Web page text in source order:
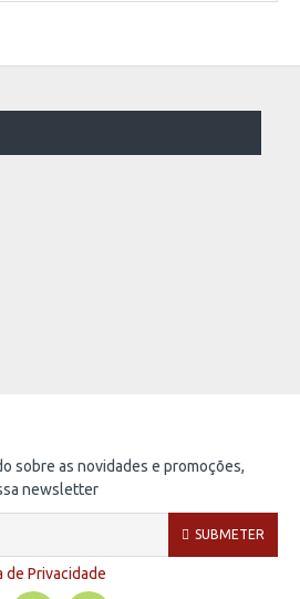
sobre as novidades e promoções,
newsletter
SUBMETER
de Privacidade